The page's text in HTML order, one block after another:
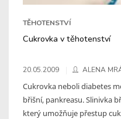
TĚHOTENSTVÍ
Cukrovka v těhotenství
20.05.2009 ALENA
Cukrovka neboli diabetes
břišní, pankreasu. Slinivka
který umožňuje přestup